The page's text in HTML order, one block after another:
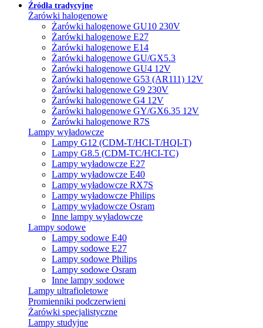
Źródła tradycyjne
Żarówki halogenowe
Żarówki halogenowe GU10 230V
Żarówki halogenowe E27
Żarówki halogenowe E14
Żarówki halogenowe GU/GX5.3
Żarówki halogenowe GU4 12V
Żarówki halogenowe G53 (AR111) 12V
Żarówki halogenowe G9 230V
Żarówki halogenowe G4 12V
Żarówki halogenowe GY/GX6.35 12V
Żarówki halogenowe R7S
Lampy wyładowcze
Lampy G12 (CDM-T/HCI-T/HQI-T)
Lampy G8.5 (CDM-TC/HCI-TC)
Lampy wyładowcze E27
Lampy wyładowcze E40
Lampy wyładowcze RX7S
Lampy wyładowcze Philips
Lampy wyładowcze Osram
Inne lampy wyładowcze
Lampy sodowe
Lampy sodowe E40
Lampy sodowe E27
Lampy sodowe Philips
Lampy sodowe Osram
Inne lampy sodowe
Lampy ultrafioletowe
Promienniki podczerwieni
Żarówki specjalistyczne
Lampy studyjne